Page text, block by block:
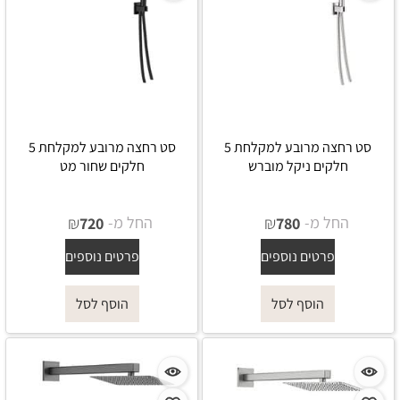
סט רחצה מרובע למקלחת 5
חלקים ניקל מוברש
החל מ- ₪780
פרטים נוספים
הוסף לסל
סט רחצה מרובע למקלחת 5
חלקים שחור מט
החל מ- ₪720
פרטים נוספים
הוסף לסל